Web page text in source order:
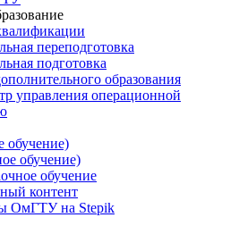
переподготовка
подготовка
образования
управления операционной
обучение)
обучение)
обучение
контент
ОмГТУ на Stepik